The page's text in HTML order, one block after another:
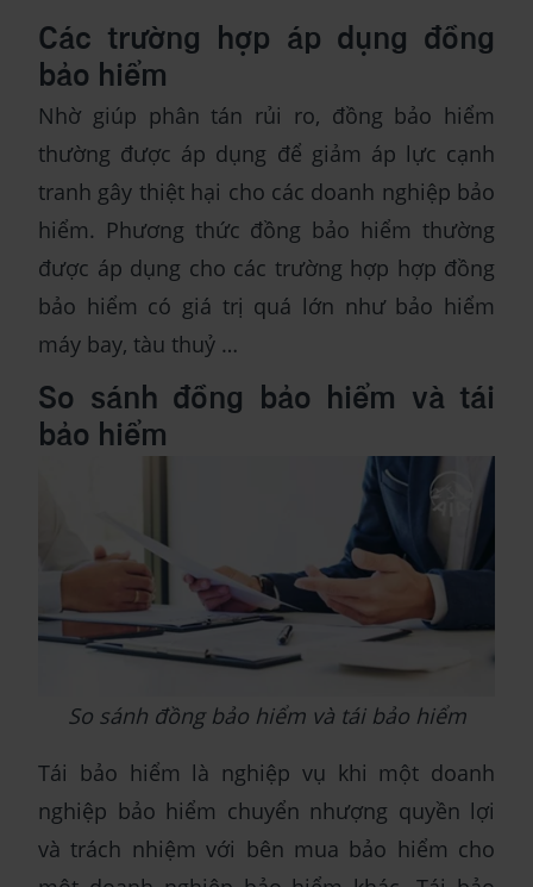
Các trường hợp áp dụng đồng
bảo hiểm
Nhờ giúp phân tán rủi ro, đồng bảo hiểm
thường được áp dụng để giảm áp lực cạnh
tranh gây thiệt hại cho các doanh nghiệp bảo
hiểm. Phương thức đồng bảo hiểm thường
được áp dụng cho các trường hợp hợp đồng
bảo hiểm có giá trị quá lớn như bảo hiểm
máy bay, tàu thuỷ …
So sánh đồng bảo hiểm và tái
bảo hiểm
So sánh đồng bảo hiểm và tái bảo hiểm
Tái bảo hiểm là nghiệp vụ khi một doanh
nghiệp bảo hiểm chuyển nhượng quyền lợi
và trách nhiệm với bên mua bảo hiểm cho